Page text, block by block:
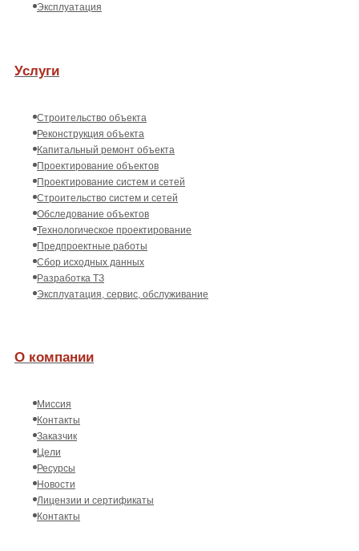
Эксплуатация
Услуги
Строительство объекта
Реконструкция объекта
Капитальный ремонт объекта
Проектирование объектов
Проектирование систем и сетей
Строительство систем и сетей
Обследование объектов
Технологическое проектирование
Предпроектные работы
Сбор исходных данных
Разработка ТЗ
Эксплуатация, сервис, обслуживание
О компании
Миссия
Контакты
Заказчик
Цели
Ресурсы
Новости
Лицензии и сертификаты
Контакты